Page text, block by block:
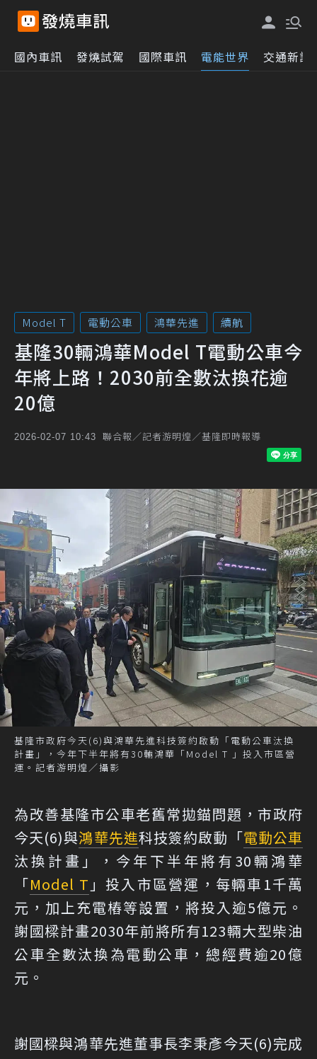
國內車訊 發燒試駕 國際車訊 電能世界 交通新訊
Model T 電動公車 鴻華先進 續航
基隆30輛鴻華Model T電動公車今
年將上路！2030前全數汰換花逾
20億
2026-02-07 10:43 聯合報／記者游明煌／基隆即時報導
基隆市政府今天(6)與鴻華先進科技簽約啟動「電動公車汰換
計畫」，今年下半年將有30輛鴻華「Model T 」投入市區營
運。記者游明煌／攝影
為改善基隆市公車老舊常拋錨問題，市政府
今天(6)與鴻華先進科技簽約啟動「電動公車
汰換計畫」，今年下半年將有30輛鴻華
「Model T 」投入市區營運，每輛車1千萬
元，加上充電樁等設置，將投入逾5億元。
謝國樑計畫2030年前將所有123輛大型柴油
公車全數汰換為電動公車，總經費逾20億
元。
謝國樑與鴻華先進董事長李秉彥今天(6)完成